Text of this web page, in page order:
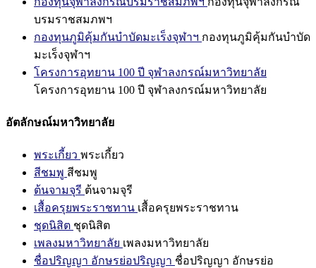
บรมราชสมภพฯ
กองทุนภูมิคุ้มกันบำบัดมะเร็งจุฬาฯ กองทุนภูมิคุ้มกันบำบัด
มะเร็งจุฬาฯ
โครงการอุทยาน 100 ปี จุฬาลงกรณ์มหาวิทยาลัย
โครงการอุทยาน 100 ปี จุฬาลงกรณ์มหาวิทยาลัย
อัตลักษณ์มหาวิทยาลัย
พระเกี้ยว พระเกี้ยว
สีชมพู สีชมพู
ต้นจามจุรี ต้นจามจุรี
เสื้อครุยพระราชทาน เสื้อครุยพระราชทาน
ชุดนิสิต ชุดนิสิต
เพลงมหาวิทยาลัย เพลงมหาวิทยาลัย
ชื่อปริญญา อักษรย่อปริญญา ชื่อปริญญา อักษรย่อ